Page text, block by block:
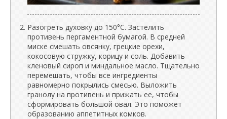
Разогреть духовку до 150°C. Застелить
противень пергаментной бумагой. В средней
миске смешать овсянку, грецкие орехи,
кокосовую стружку, корицу и соль. Добавить
кленовый сироп и миндальное масло. Тщательно
перемешать, чтобы все ингредиенты
равномерно покрылись смесью. Выложить
гранолу на противень и прижать ее, чтобы
сформировать большой овал. Это поможет
образованию аппетитных комков.